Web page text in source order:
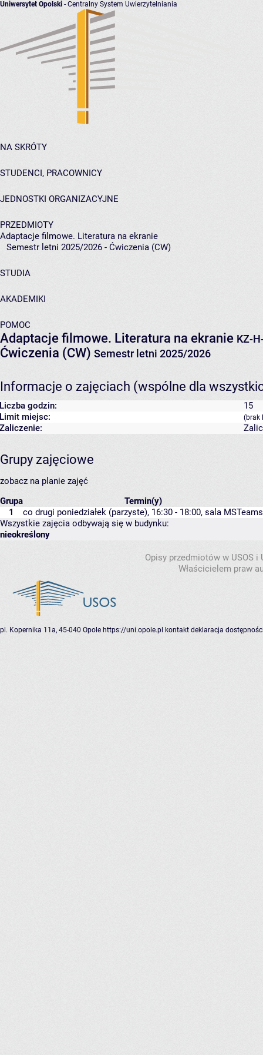
Uniwersytet Opolski - Centralny System Uwierzytelniania
NA SKRÓTY
STUDENCI, PRACOWNICY
JEDNOSTKI ORGANIZACYJNE
PRZEDMIOTY
Adaptacje filmowe. Literatura na ekranie
Semestr letni 2025/2026 - Ćwiczenia (CW)
STUDIA
AKADEMIKI
POMOC
Adaptacje filmowe. Literatura na ekranie KZ-
Ćwiczenia (CW) Semestr letni 2025/2026
Informacje o zajęciach (wspólne dla
Liczba godzin:
15
Limit miejsc:
(brak
Zaliczenie:
Grupy zajęciowe
zobacz na planie zajęć
Grupa
Termin(y)
1
co drugi poniedziałek (parzyste), 16:30 - 18:00, sala MSTeams
Wszystkie zajęcia odbywają się w budynku:
nieokreślony
Opisy przedmiotów w USOS
Właścicielem praw
pl. Kopernika 11a, 45-040 Opole https://uni.opole.pl kontakt deklaracja